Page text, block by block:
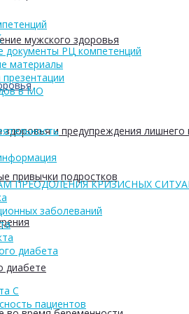
мужского здоровья
и предупреждения лишнего
привычки подростков
документы РЦ компетенций
материалы
в МО
ПРЕОДОЛЕНИЯ КРИЗИСНЫХ
заболеваний
диабета
С
пациентов